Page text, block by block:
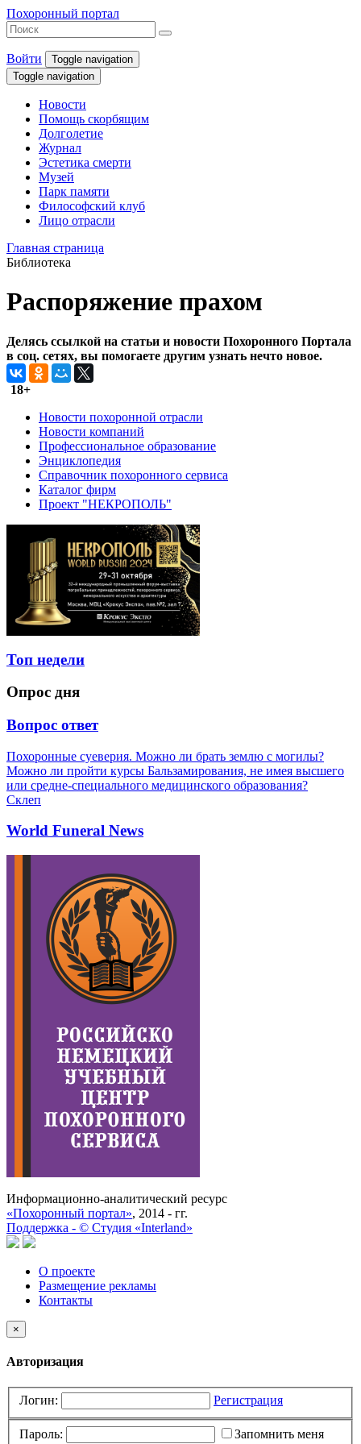
Похоронный портал
Войти
Toggle navigation
Toggle navigation
Новости
Помощь скорбящим
Долголетие
Журнал
Эстетика смерти
Музей
Парк памяти
Философский клуб
Лицо отрасли
Главная страница
Библиотека
Распоряжение прахом
Делясь ссылкой на статьи и новости Похоронного Портала
в соц. сетях, вы помогаете другим узнать нечто новое.
18+
Новости похоронной отрасли
Новости компаний
Профессиональное образование
Энциклопедия
Справочник похоронного сервиса
Каталог фирм
Проект "НЕКРОПОЛЬ"
Топ недели
Опрос дня
Вопрос ответ
Похоронные суеверия. Можно ли брать землю с могилы?
Можно ли пройти курсы Бальзамирования, не имея высшего
или средне-специального медицинского образования?
Склеп
World Funeral News
Информационно-аналитический ресурс
«Похоронный портал», 2014 - гг.
Поддержка - © Cтудия «Interland»
О проекте
Размещение рекламы
Контакты
×
Авторизация
Логин: Регистрация
Пароль: Запомнить меня